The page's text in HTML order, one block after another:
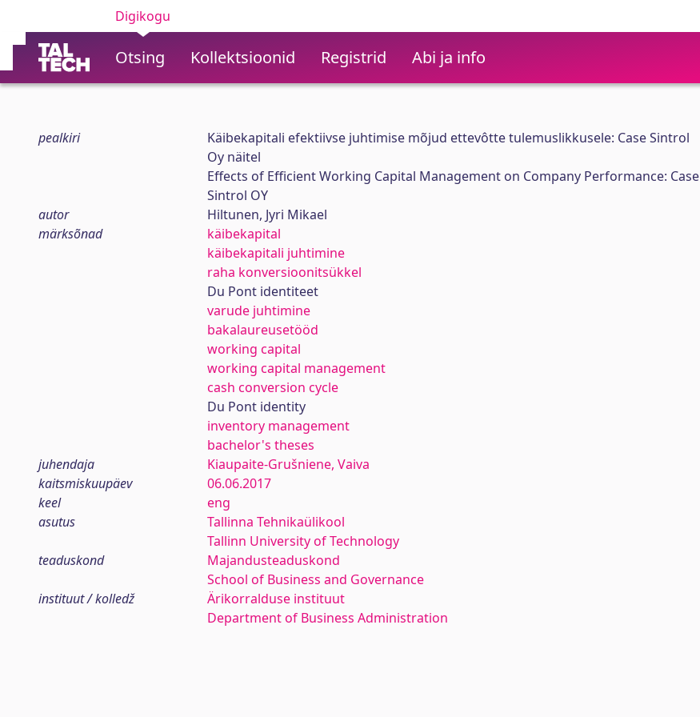
Digikogu
Otsing Kollektsioonid Registrid Abi ja info
pealkiri
Käibekapitali efektiivse juhtimise mõjud ettevôtte tulemuslikkusele: Case Sintrol
Oy näitel
Effects of Efficient Working Capital Management on Company Performance: Case
Sintrol OY
autor
Hiltunen, Jyri Mikael
märksõnad
käibekapital
käibekapitali juhtimine
raha konversioonitsükkel
Du Pont identiteet
varude juhtimine
bakalaureusetööd
working capital
working capital management
cash conversion cycle
Du Pont identity
inventory management
bachelor's theses
juhendaja
Kiaupaite-Grušniene, Vaiva
kaitsmiskuupäev
06.06.2017
keel
eng
asutus
Tallinna Tehnikaülikool
Tallinn University of Technology
teaduskond
Majandusteaduskond
School of Business and Governance
instituut / kolledž
Ärikorralduse instituut
Department of Business Administration